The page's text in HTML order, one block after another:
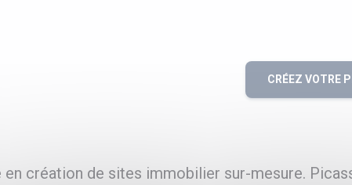
CRÉEZ VOTRE
création de sites immobilier sur-mesure.